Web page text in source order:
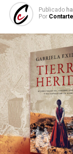
Publicado
Por